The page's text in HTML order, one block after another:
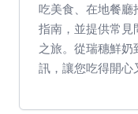
吃美食、在地餐廳
指南，並提供常見
之旅。從瑞穗鮮
訊，讓您吃得開心